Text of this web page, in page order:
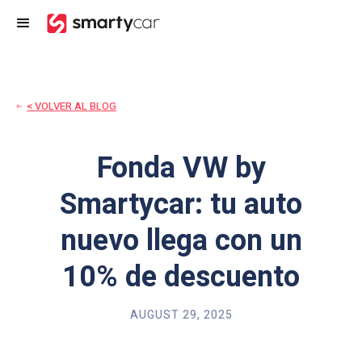
< VOLVER AL BLOG
Fonda VW by
Smartycar: tu auto
nuevo llega con un
10% de descuento
AUGUST 29, 2025